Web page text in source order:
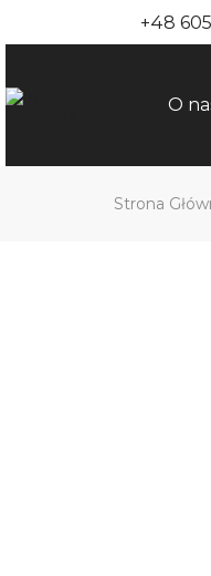
+48
O
Strona